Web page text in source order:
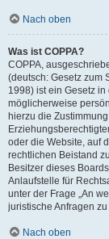
Nach oben
Was ist COPPA?
COPPA,
(deutsch: Gesetz zum
1998) ist ein Gesetz
möglicherweise
hierzu die
oder die Website, auf
rechtlichen Beistand
Besitzer dieses
Anlaufstelle für
unter der Frage „An
juristische Anfragen
Nach oben